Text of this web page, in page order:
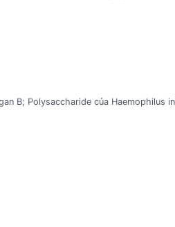
B; Polysaccharide của Haemophilus